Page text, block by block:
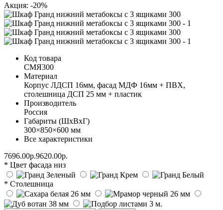
Акция: -20%
Код товара
СМЯ300
Материал
Корпус ЛДСП 16мм, фасад МДФ 16мм + ПВХ,
столешница ДСП 25 мм + пластик
Производитель
Россия
Габариты (ШхВхГ)
300×850×600 мм
Все характеристики
7696.00р.9620.00р.
* Цвет фасада низ
* Столешница